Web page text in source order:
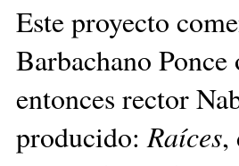
Este proyecto
Barbachano
entonces rector
producido:Raíces,